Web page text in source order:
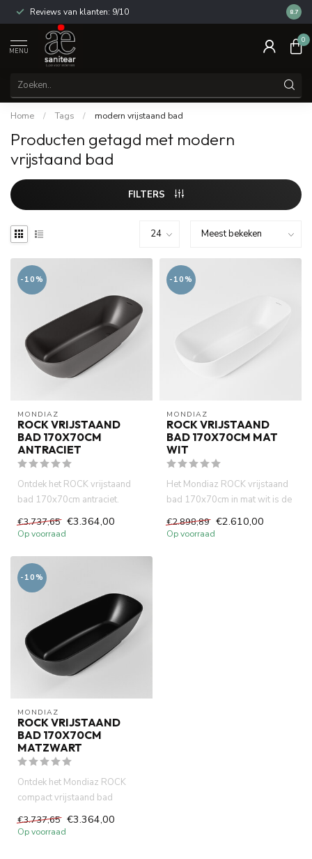
Reviews van klanten: 9/10 14
8.7
MENU
0
Home / Tags / modern vrijstaand bad
Producten getagd met modern
vrijstaand bad
FILTERS
-10%
MONDIAZ
ROCK VRIJSTAAND
BAD 170X70CM
ANTRACIET
Ontdek het ROCK vrijstaand
bad 170x70cm antraciet.
Compact en stijlvol design, g...
€3.737,65 €3.364,00
Op voorraad
-10%
MONDIAZ
ROCK VRIJSTAAND
BAD 170X70CM MAT
WIT
Het Mondiaz ROCK vrijstaand
bad 170x70cm in mat wit is de
perfecte keuze voor wi...
€2.898,89 €2.610,00
Op voorraad
-10%
MONDIAZ
ROCK VRIJSTAAND
BAD 170X70CM
MATZWART
Ontdek het Mondiaz ROCK
compact vrijstaand bad
170x70cm matzwart. Modern
design,...
€3.737,65 €3.364,00
Op voorraad